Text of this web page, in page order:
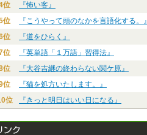
位
『怖い客』
位
『こうやって頭のなかを言語化する。』
位
『道をひらく』
位
『英単語「１万語」習得法』
位
『大谷吉継の終わらない関ケ原』
位
『猫を処方いたします。』
位
『きっと明日はいい日になる』